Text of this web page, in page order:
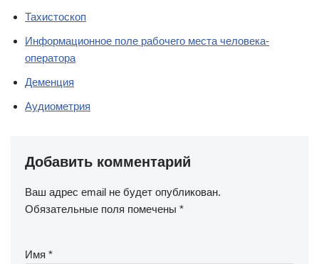
Тахистоскоп
Информационное поле рабочего места человека-
оператора
Деменция
Аудиометрия
Добавить комментарий
Ваш адрес email не будет опубликован.
Обязательные поля помечены *
Имя *